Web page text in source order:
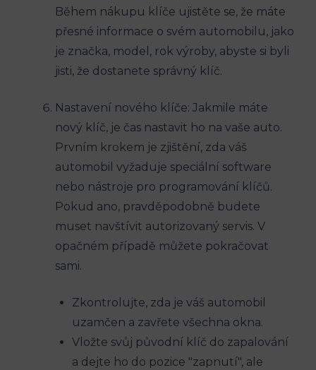
Během nákupu klíče ujistěte se, že máte
přesné informace o svém automobilu, jako
je značka, model, rok výroby, abyste si byli
jisti, že dostanete ​správný klíč.
Nastavení nového klíče: Jakmile máte
nový klíč, je čas nastavit⁤ ho ​na vaše ​auto.
Prvním krokem je ⁣zjištění, zda ⁢váš
automobil vyžaduje speciální ‍software
nebo nástroje pro programování klíčů.
Pokud ano, pravděpodobně budete
muset navštívit autorizovaný servis. ‌V
opačném případě můžete pokračovat
sami.
Zkontrolujte, zda je​ váš automobil
uzamčen a zavřete všechna okna.
Vložte svůj původní ⁢klíč do ‍zapalování
a⁢ dejte ho do pozice "zapnutí",​ ale ​